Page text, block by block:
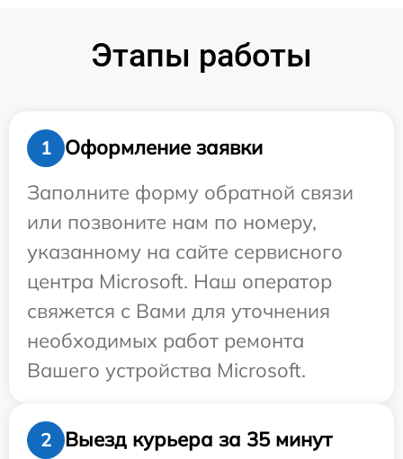
Этапы работы
1
Оформление заявки
Заполните форму обратной связи
или позвоните нам по номеру,
указанному на сайте сервисного
центра Microsoft. Наш оператор
свяжется с Вами для уточнения
необходимых работ ремонта
Вашего устройства Microsoft.
2
Выезд курьера за 35 минут